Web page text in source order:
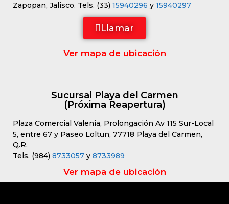
Zapopan, Jalisco. Tels. (33) 15940296 y 15940297
Llamar
Ver mapa de ubicación
Sucursal Playa del Carmen
(Próxima Reapertura)
Plaza Comercial Valenia, Prolongación Av 115 Sur-Local
5, entre 67 y Paseo Loltun, 77718 Playa del Carmen,
Q.R.
Tels. (984) 8733057 y 8733989
Ver mapa de ubicación